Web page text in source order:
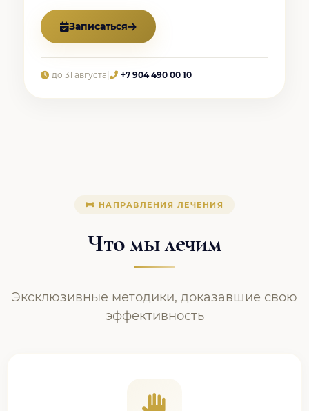
Записаться
до 31 августа +7 904 490 00 10
НАПРАВЛЕНИЯ ЛЕЧЕНИЯ
Что мы лечим
Эксклюзивные методики, доказавшие свою
эффективность